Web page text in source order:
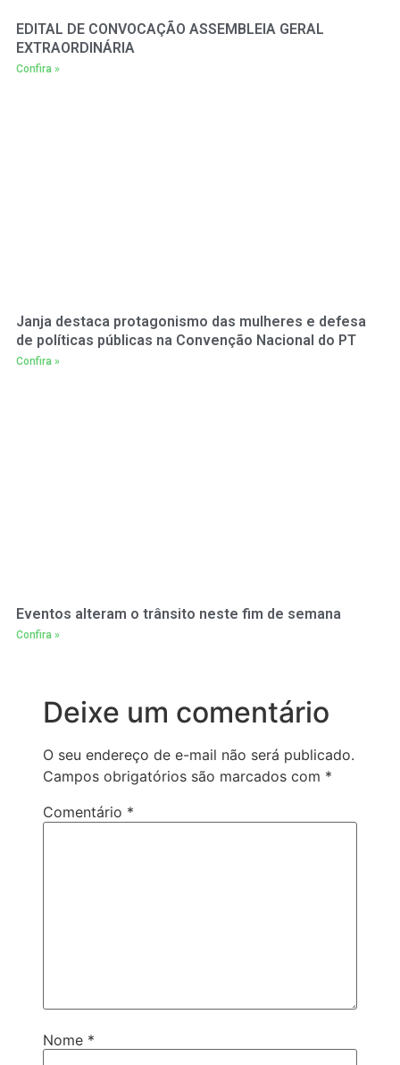
EDITAL DE CONVOCAÇÃO ASSEMBLEIA GERAL
EXTRAORDINÁRIA
Confira »
Janja destaca protagonismo das mulheres e defesa
de políticas públicas na Convenção Nacional do PT
Confira »
Eventos alteram o trânsito neste fim de semana
Confira »
Deixe um comentário
O seu endereço de e-mail não será publicado.
Campos obrigatórios são marcados com *
Comentário *
Nome *